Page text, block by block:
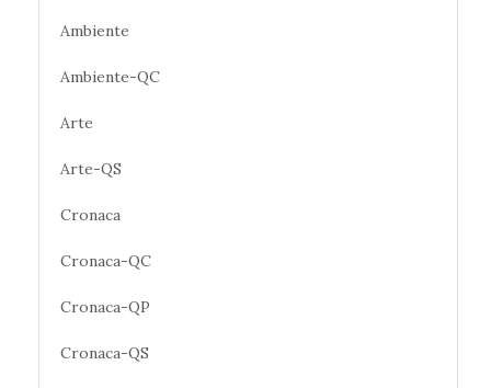
Ambiente
Ambiente-QC
Arte
Arte-QS
Cronaca
Cronaca-QC
Cronaca-QP
Cronaca-QS